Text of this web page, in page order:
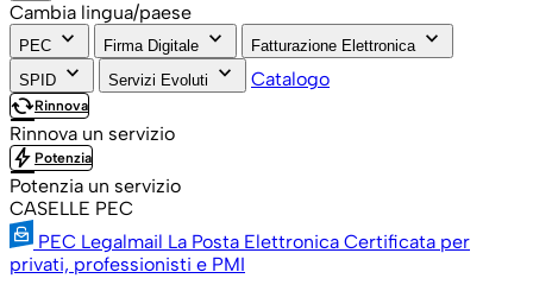
Cambia lingua/paese
PEC keyboard_arrow_down Firma Digitale keyboard_arrow_down Fatturazione Elettronica keyboard_arrow_down
SPID keyboard_arrow_down Servizi Evoluti keyboard_arrow_down Catalogo
cachedRinnova
Rinnova un servizio
bolt Potenzia
Potenzia un servizio
CASELLE PEC
PEC Legalmail La Posta Elettronica Certificata per
privati, professionisti e PMI